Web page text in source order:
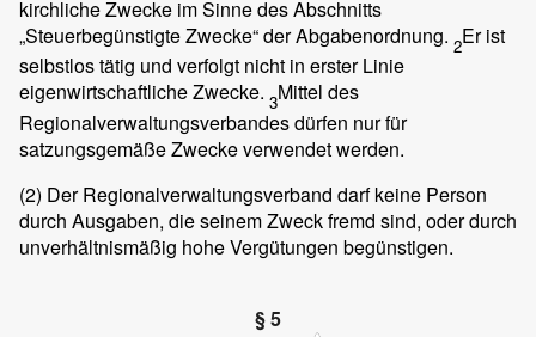
kirchliche Zwecke im Sinne des Abschnitts
„Steuerbegünstigte Zwecke“ der Abgabenordnung. 2Er ist
selbstlos tätig und verfolgt nicht in erster Linie
eigenwirtschaftliche Zwecke. 3Mittel des
Regionalverwaltungsverbandes dürfen nur für
satzungsgemäße Zwecke verwendet werden.
(2) Der Regionalverwaltungsverband darf keine Person
durch Ausgaben, die seinem Zweck fremd sind, oder durch
unverhältnismäßig hohe Vergütungen begünstigen.
§ 5